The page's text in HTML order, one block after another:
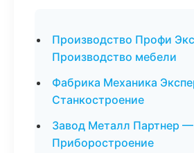
Производство Профи
Производство мебели
Фабрика Механика
Станкостроение
Завод Металл Партнер —
Приборостроение